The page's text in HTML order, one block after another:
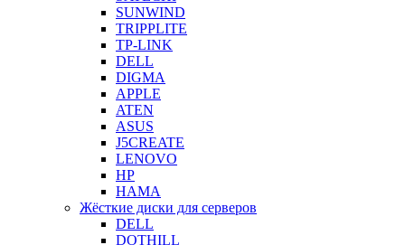
SUNWIND
TRIPPLITE
TP-LINK
DELL
DIGMA
APPLE
ATEN
ASUS
J5CREATE
LENOVO
HP
HAMA
Жёсткие диски для серверов
DELL
DOTHILL